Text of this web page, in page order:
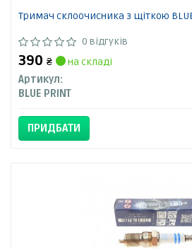
Тримач склоочисника з щіткою
0 відгуків
390 ₴
на складі
Артикул:
BLUE PRINT
ПРИДБАТИ